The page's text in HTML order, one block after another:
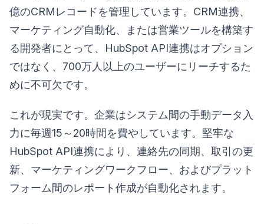
億のCRMレコードを管理しています。CRM連携、
マーケティング自動化、または営業ツールを構築す
る開発者にとって、HubSpot API連携はオプション
ではなく、700万人以上のユーザーにリーチするた
めに不可欠です。
これが現実です。企業はシステム間の手動データ入
力に毎週15～20時間を費やしています。堅牢な
HubSpot API連携により、連絡先の同期、取引の更
新、マーケティングワークフロー、およびプラット
フォーム間のレポート作成が自動化されます。